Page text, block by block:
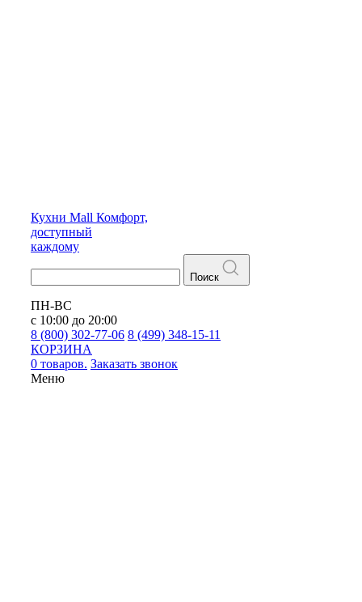
Кухни Mall Комфорт,
доступный
каждому
Поиск
ПН-ВС
с 10:00 до 20:00
8 (800) 302-77-06 8 (499) 348-15-11
КОРЗИНА
0 товаров. Заказать звонок
Меню